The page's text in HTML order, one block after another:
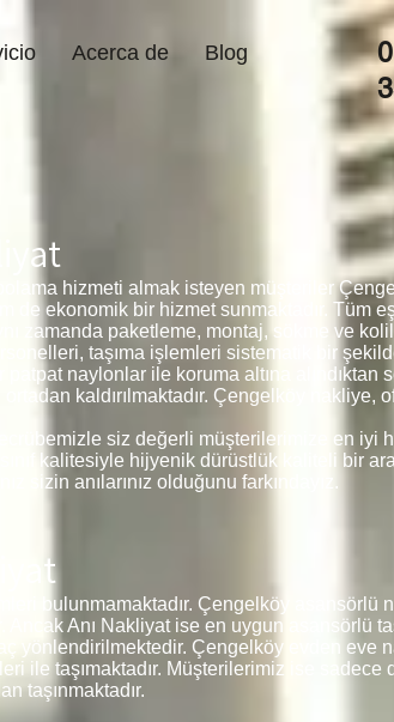
Acerca de Blog
hizmeti almak isteyen müşteriler
de ekonomik bir hizmet sunmaktadır. Tüm
zamanda paketleme, montaj, sökme ve
taşıma işlemleri sistematik bir
naylonlar ile koruma altına alındıktan
kaldırılmaktadır. Çengelköy nakliye,
siz değerli müşterilerimize en iyi
kalitesiyle hijyenik dürüstlük kaliteli bir
sizin anılarınız olduğunu farkındayız.
bulunmamaktadır. Çengelköy asansörlü
Anı Nakliyat ise en uygun asansörlü
yönlendirilmektedir. Çengelköy evden eve
ile taşımaktadır. Müşterilerimiz ise sadece
taşınmaktadır.